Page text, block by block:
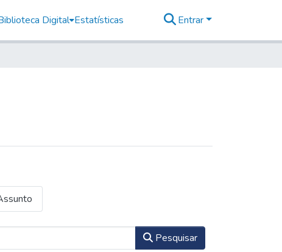
Digital Estatísticas Entrar
Pesquisar